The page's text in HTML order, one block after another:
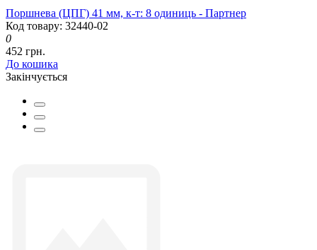
Поршнева (ЦПГ) 41 мм, к-т: 8 одиниць - Партнер
Код товару: 32440-02
0
452 грн.
До кошика
Закінчується